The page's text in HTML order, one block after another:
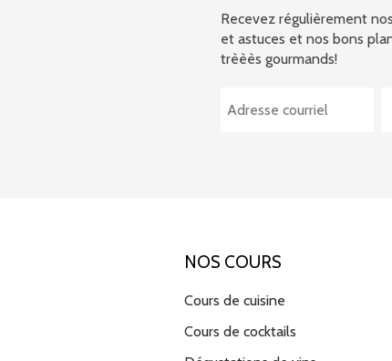
Recevez régulièrement
et astuces et nos bons
trèèès gourmands!
NOS COURS
Cours de cuisine
Cours de cocktails